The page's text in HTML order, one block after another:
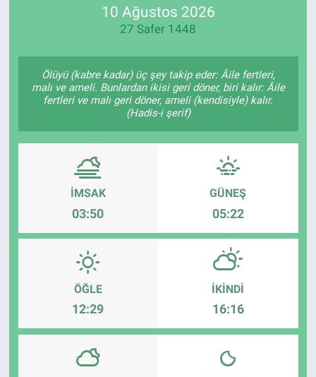
10 Ağustos 2026
27 Safer 1448
Ölüyü (kabre kadar) üç şey takip eder: Âile fertleri,
malı ve ameli. Bunlardan ikisi geri döner, biri kalır: Âile
fertleri ve malı geri döner, ameli (kendisiyle) kalır.
(Hadis-i şerif)
İMSAK
03:50
GÜNEŞ
05:22
ÖĞLE
12:29
İKINDI
16:16
SAĞLIK
Son Dakika Haberleri